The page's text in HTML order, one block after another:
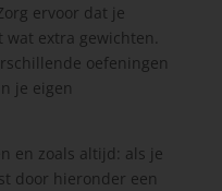
ervoor dat je
extra gewichten.
oefeningen
je eigen
en zoals altijd: als je
door hieronder een